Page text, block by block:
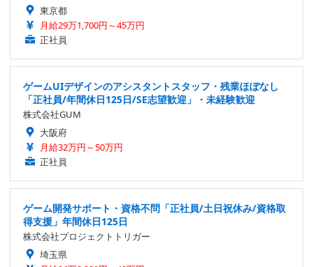
東京都
月給29万1,700円～45万円
正社員
ゲームUIデザインのアシスタントスタッフ・残業ほぼなし
「正社員/年間休日125日/SE志望歓迎」・未経験歓迎
株式会社GUM
大阪府
月給32万円～50万円
正社員
ゲーム開発サポート・資格不問「正社員/土日祝休み/資格取
得支援」年間休日125日
株式会社プロジェクトトリガー
埼玉県